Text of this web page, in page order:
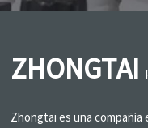
ZHONGTAI
Zhongtai es una compañía